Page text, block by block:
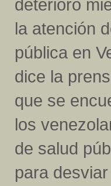
deterioro
la atención
pública en
dice la
que se
los
de salud
para